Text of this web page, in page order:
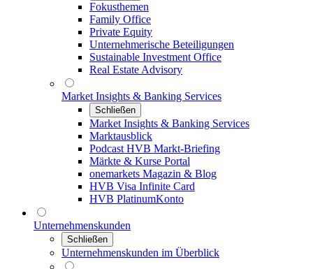
Fokusthemen
Family Office
Private Equity
Unternehmerische Beteiligungen
Sustainable Investment Office
Real Estate Advisory
Market Insights & Banking Services
Schließen
Market Insights & Banking Services
Marktausblick
Podcast HVB Markt-Briefing
Märkte & Kurse Portal
onemarkets Magazin & Blog
HVB Visa Infinite Card
HVB PlatinumKonto
Unternehmenskunden
Schließen
Unternehmenskunden im Überblick